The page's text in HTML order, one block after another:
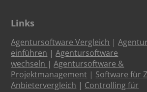
Links
Agentursoftware Vergleich |
einführen |Agentursoftware
wechseln |Agentursoftware &
Projektmanagement | Software für
Anbietervergleich | Controlling für